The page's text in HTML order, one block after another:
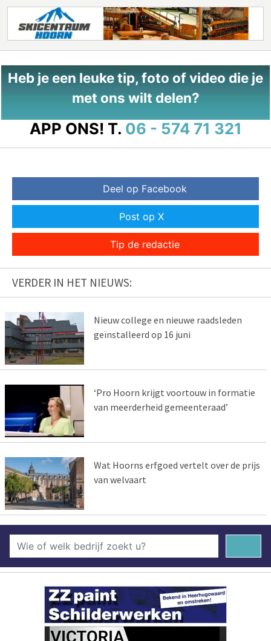
Heb je een leuke tip, foto of video die je
met ons wilt delen?
APP ONS! T. 06 - 574 71 321
Deel op Facebook
Post op X
Tip de redactie
VERDER IN HET NIEUWS:
Nieuw college en nieuwe raadsleden
geïnstalleerd op 16 juni
‘Pro Hoorn krijgt voortouw in formatie
van meerderheid gemeenteraad’
Wat Hoorns erfgoed vertelt over de prijs
van welvaart